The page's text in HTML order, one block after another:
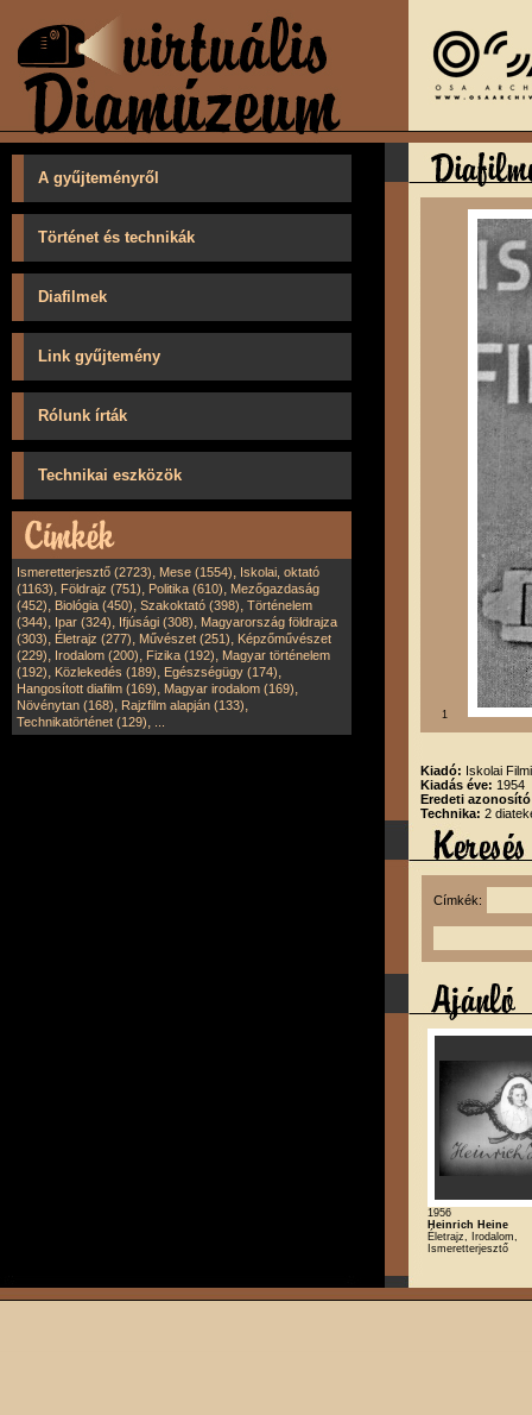
A gyűjteményről
Történet és technikák
Diafilmek
Link gyűjtemény
Rólunk írták
Technikai eszközök
Ismeretterjesztő (2723), Mese (1554), Iskolai, oktató
(1163), Földrajz (751), Politika (610), Mezőgazdaság
(452), Biológia (450), Szakoktató (398), Történelem
(344), Ipar (324), Ifjúsági (308), Magyarország földrajza
(303), Életrajz (277), Művészet (251), Képzőművészet
(229), Irodalom (200), Fizika (192), Magyar történelem
(192), Közlekedés (189), Egészségügy (174),
Hangosított diafilm (169), Magyar irodalom (169),
Növénytan (168), Rajzfilm alapján (133),
Technikatörténet (129), 1
Kiadó: Iskolai
Kiadás éve: 1954
Eredeti
Technika: 2
Címkék:
1956
Heinrich Heine
Életrajz, Irodalom,
Ismeretterjesztő